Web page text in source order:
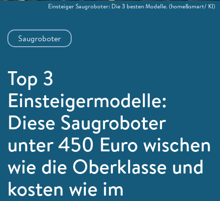
Saugroboter
Top 3
Einsteigermodelle:
Diese Saugroboter
unter 450 Euro wischen
wie die Oberklasse und
kosten wie im
Einsteiger Saugroboter: Die 3 besten Modelle.(home&smart/ KI)